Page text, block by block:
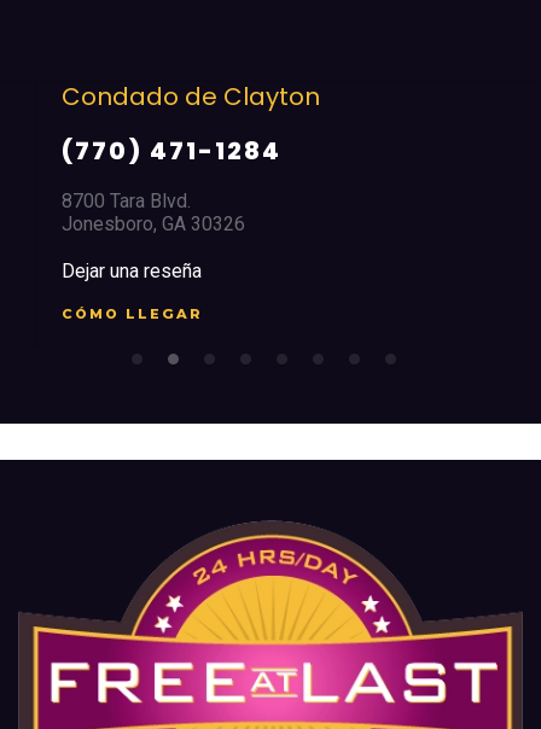
Condado de Clayton
(770) 471-1284
8700 Tara Blvd.
Jonesboro, GA 30326
Dejar una reseña
CÓMO LLEGAR